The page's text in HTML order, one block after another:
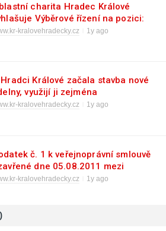
charita Hradec Králové
Výběrové řízení na pozici:
konzultant/ka
kralovehradecky.cz 1y ago
Králové začala stavba nové
využijí ji zejména
kralovehradecky.cz 1y ago
č. 1 k veřejnoprávní smlouvě
dne 05.08.2011 mezi
Červený Kostelec a obcí
kralovehradecky.cz 1y ago